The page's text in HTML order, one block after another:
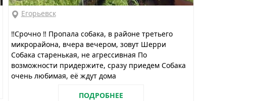
Егорьевск
‼️Срочно ‼️ Пропала собака, в районе третьего
микрорайона, вчера вечером, зовут Шерри
Собака старенькая, не агрессивная По
возможности придержите, сразу приедем Собака
очень любимая, её ждут дома
ПОДРОБНЕЕ